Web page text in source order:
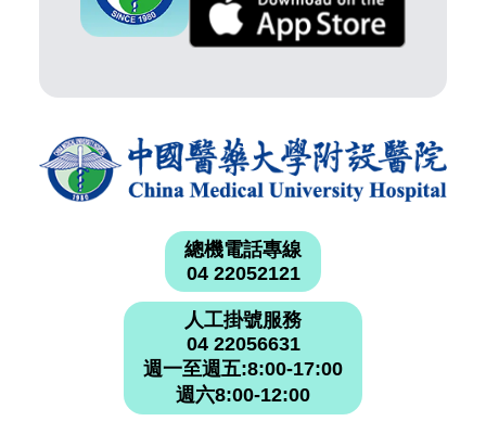
總機電話專線
04 22052121
人工掛號服務
04 22056631
週一至週五:8:00-17:00
週六8:00-12:00